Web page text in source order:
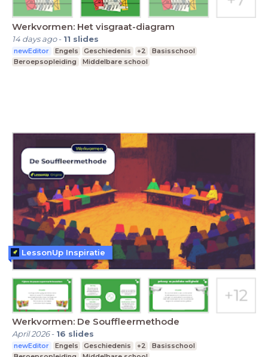
Werkvormen: Het visgraat-diagram
14 days ago- 11 slides
newEditor Engels Geschiedenis +2
Basisschool
Beroepsopleiding
Middelbare school
Werkvormen: De Souffleermethode
April 2026- 16 slides
newEditor Engels Geschiedenis +2
Basisschool
LessonUp Inspiratie